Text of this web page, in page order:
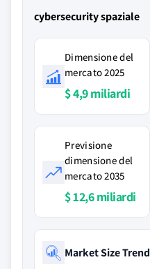
cybersecurity spaziale
Dimensione del
mercato 2025
$ 4,9 miliardi
Previsione
dimensione del
mercato 2035
$ 12,6 miliardi
Market Size Trend